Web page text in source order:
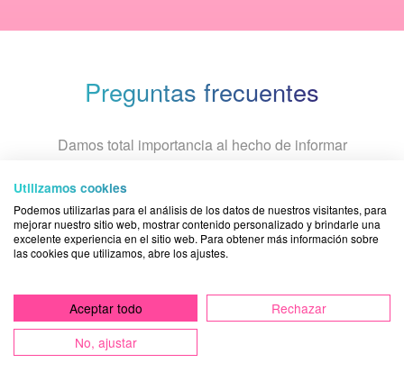
Preguntas frecuentes
Damos total importancia al hecho de informar
preguntas sobre dolencias bucodentales. Puedes ver
todas laspreguntas frecuenteso bien solicitar una
respuesta contactando con laclínica dental Acuadental.
¿Es normal que me duela la pieza después de una
Utilizamos cookies
Podemos utilizarlas para el análisis de los datos de nuestros visitantes, para
mejorar nuestro sitio web, mostrar contenido personalizado y brindarle una
excelente experiencia en el sitio web. Para obtener más información sobre
las cookies que utilizamos, abre los ajustes.
Aceptar todo
Rechazar
No, ajustar